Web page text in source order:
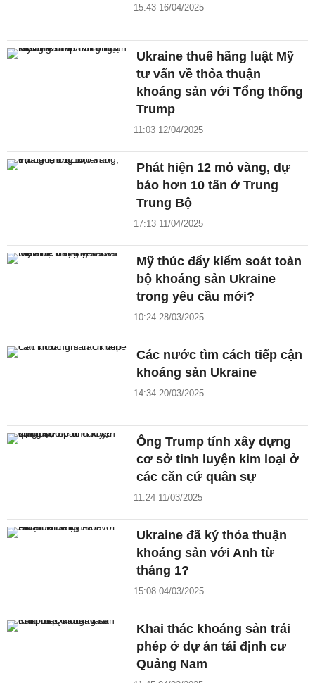
15:43 16/04/2025
Ukraine thuê hãng luật Mỹ
tư vấn về thỏa thuận
khoáng sản với Tổng thống
Trump
11:03 12/04/2025
Phát hiện 12 mỏ vàng, dự
báo hơn 10 tấn ở Trung
Trung Bộ
17:13 11/04/2025
Mỹ thúc đẩy kiểm soát toàn
bộ khoáng sản Ukraine
trong yêu cầu mới?
10:24 28/03/2025
Các nước tìm cách tiếp cận
khoáng sản Ukraine
14:34 20/03/2025
Ông Trump tính xây dựng
cơ sở tinh luyện kim loại ở
các căn cứ quân sự
11:24 11/03/2025
Ukraine đã ký thỏa thuận
khoáng sản với Anh từ
tháng 1?
15:08 04/03/2025
Khai thác khoáng sản trái
phép ở dự án tái định cư
Quảng Nam